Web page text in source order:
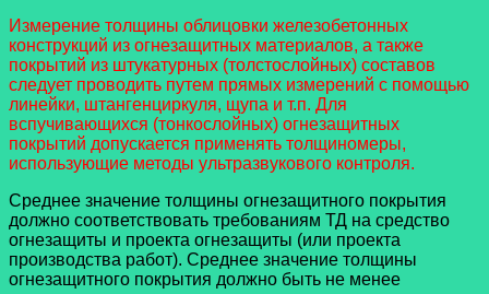
Измерение толщины облицовки железобетонных
конструкций из огнезащитных материалов, а также
покрытий из штукатурных (толстослойных) составов
следует проводить путем прямых измерений с помощью
линейки, штангенциркуля, щупа и т.п. Для
вспучивающихся (тонкослойных) огнезащитных
покрытий допускается применять толщиномеры,
использующие методы ультразвукового контроля.
Среднее значение толщины огнезащитного покрытия
должно соответствовать требованиям ТД на средство
огнезащиты и проекта огнезащиты (или проекта
производства работ). Среднее значение толщины
огнезащитного покрытия должно быть не менее